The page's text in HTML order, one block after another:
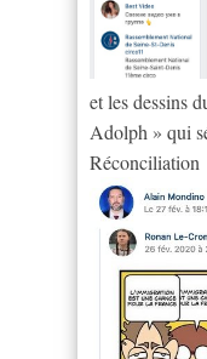
et les dessins
Adolph » qui
Réconciliation